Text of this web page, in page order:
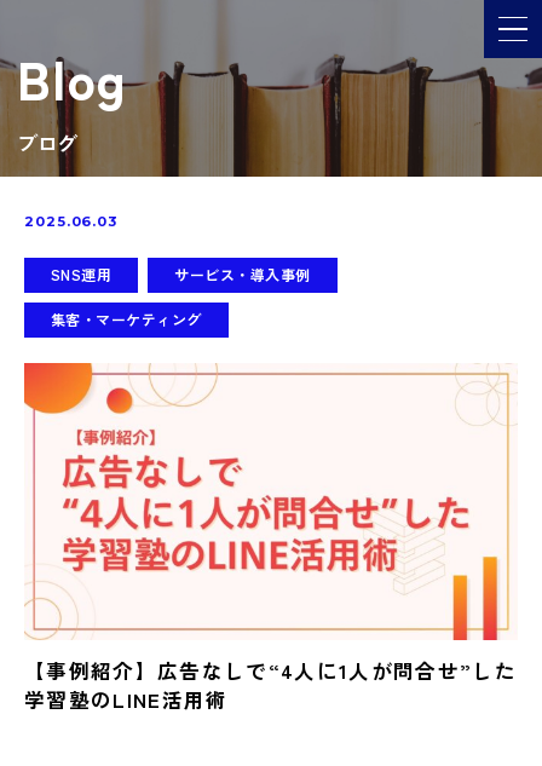
メ
Blog
ブログ
2025.06.03
SNS運用 サービス・導入事例
集客・マーケティング
【事例紹介】広告なしで“4人に1人が問合せ”した
学習塾のLINE活用術